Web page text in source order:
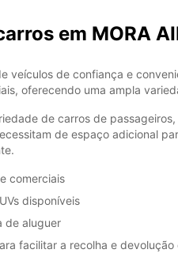
em MORA
veículos de confiança e
oferecendo uma ampla
de carros de
de espaço adicional
comerciais
disponíveis
de aluguer
facilitar a recolha e devolução